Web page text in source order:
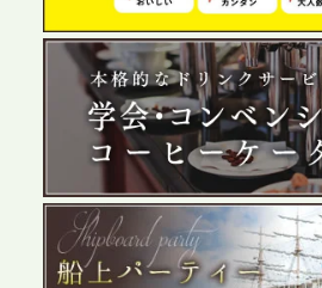
う「お祭りケータリング」の提供
2026.5.29
プレスリリースのご案内｜ケータ
テーブル、群馬前橋支社を設立
展開が進む前橋エリアの企業ニー
なサービスで各種イベント・懇
2026.5.27